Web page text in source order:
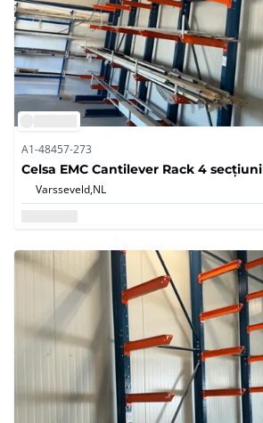
A1-48457-273
Celsa EMC Cantilever Rack 4 secțiuni
Varsseveld,NL